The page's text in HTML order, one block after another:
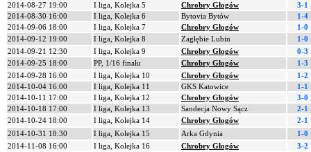
2014-08-27 19:00
I liga, Kolejka 5 Chrobry Głogów
3-1
2014-08-30 16:00
I liga, Kolejka 6 Bytovia Bytów
1-4
2014-09-06 18:00
I liga, Kolejka 7 Chrobry Głogów
1-0
2014-09-12 19:00
I liga, Kolejka 8 Zagłębie Lubin
1-0
2014-09-21 12:30
I liga, Kolejka 9 Chrobry Głogów
0-3
2014-09-25 18:00
PP, 1/16 finału Chrobry Głogów
1-3
2014-09-28 16:00
I liga, Kolejka 10 Chrobry Głogów
1-2
2014-10-04 16:00
I liga, Kolejka 11 GKS Katowice
1-1
2014-10-11 17:00
I liga, Kolejka 12 Chrobry Głogów
3-0
2014-10-18 17:00
I liga, Kolejka 13 Sandecja Nowy Sącz
2-1
2014-10-24 18:00
I liga, Kolejka 14 Chrobry Głogów
2-1
2014-10-31 18:30
I liga, Kolejka 15 Arka Gdynia
1-0
2014-11-08 16:00
I liga, Kolejka 16 Chrobry Głogów
3-2